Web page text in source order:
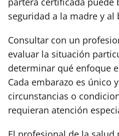
seguridad a la madre y al
Consultar con un
evaluar la situación
determinar qué enfoque
Cada embarazo es único
circunstancias o
requieran atención